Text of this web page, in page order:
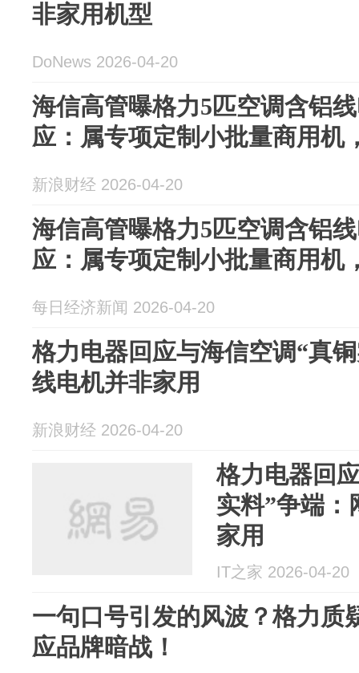
非家用机型
DoNews 2026-04-20
海信高管曝格力5匹空调含铝
应：属专项定制小批量商用机
新浪财经 2026-04-20
海信高管曝格力5匹空调含铝
应：属专项定制小批量商用机
每日经济新闻 2026-04-20
格力电器回应与海信空调“真
线电机并非家用
新浪财经 2026-04-20
格力电器回
实料”争端：
家用
IT之家 2026-04-20
一句口号引发的风波？格力质
应品牌暗战！